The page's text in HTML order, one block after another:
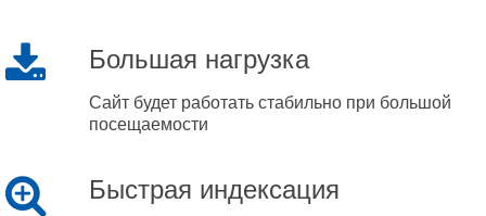
Большая нагрузка
Сайт будет работать стабильно при большой
посещаемости
Быстрая индексация